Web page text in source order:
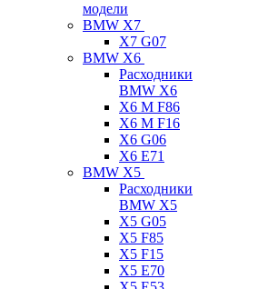
модели
BMW X7
X7 G07
BMW X6
Расходники
BMW X6
X6 M F86
X6 M F16
X6 G06
X6 E71
BMW X5
Расходники
BMW X5
X5 G05
X5 F85
X5 F15
X5 E70